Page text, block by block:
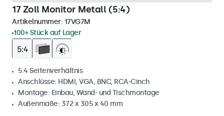
17 Zoll Monitor Metall (5:4)
Artikelnummer: 17VG7M
100+ Stück auf Lager
5:4 Seitenverhältnis
Anschlüsse: HDMI, VGA, BNC, RCA-Cinch
Montage: Einbau, Wand- und Tischmontage
Außenmaße: 372 x 305 x 40 mm